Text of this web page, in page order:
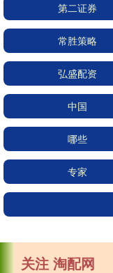
第二证券
常胜策略
弘盛配资
中国
哪些
专家
关注 淘配网